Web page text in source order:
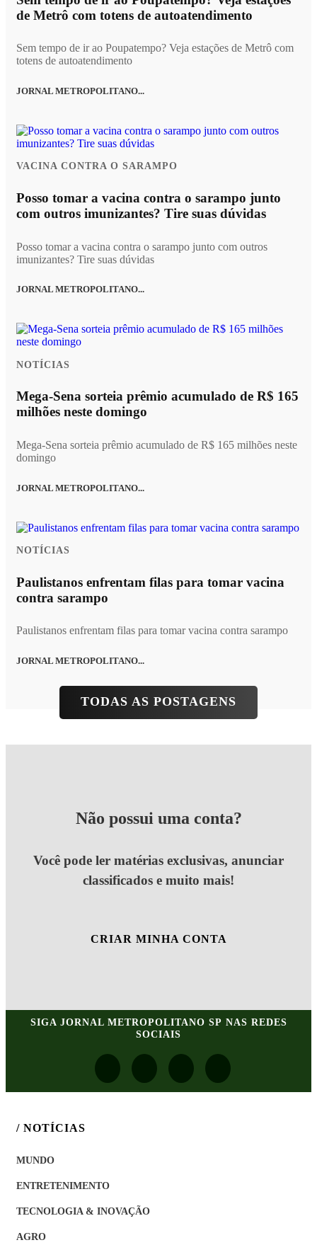
de Metrô com totens de autoatendimento
Sem tempo de ir ao Poupatempo? Veja estações de Metrô com
totens de autoatendimento
JORNAL METROPOLITANO...
VACINA CONTRA O SARAMPO
Posso tomar a vacina contra o sarampo junto
com outros imunizantes? Tire suas dúvidas
Posso tomar a vacina contra o sarampo junto com outros
imunizantes? Tire suas dúvidas
JORNAL METROPOLITANO...
NOTÍCIAS
Mega-Sena sorteia prêmio acumulado de R$ 165
milhões neste domingo
Mega-Sena sorteia prêmio acumulado de R$ 165 milhões neste
domingo
JORNAL METROPOLITANO...
NOTÍCIAS
Paulistanos enfrentam filas para tomar vacina
contra sarampo
Paulistanos enfrentam filas para tomar vacina contra sarampo
JORNAL METROPOLITANO...
TODAS AS POSTAGENS
Não possui uma conta?
Você pode ler matérias exclusivas, anunciar
classificados e muito mais!
CRIAR MINHA CONTA
SIGA JORNAL METROPOLITANO SP NAS REDES
SOCIAIS
/ NOTÍCIAS
MUNDO
ENTRETENIMENTO
TECNOLOGIA & INOVAÇÃO
AGRO